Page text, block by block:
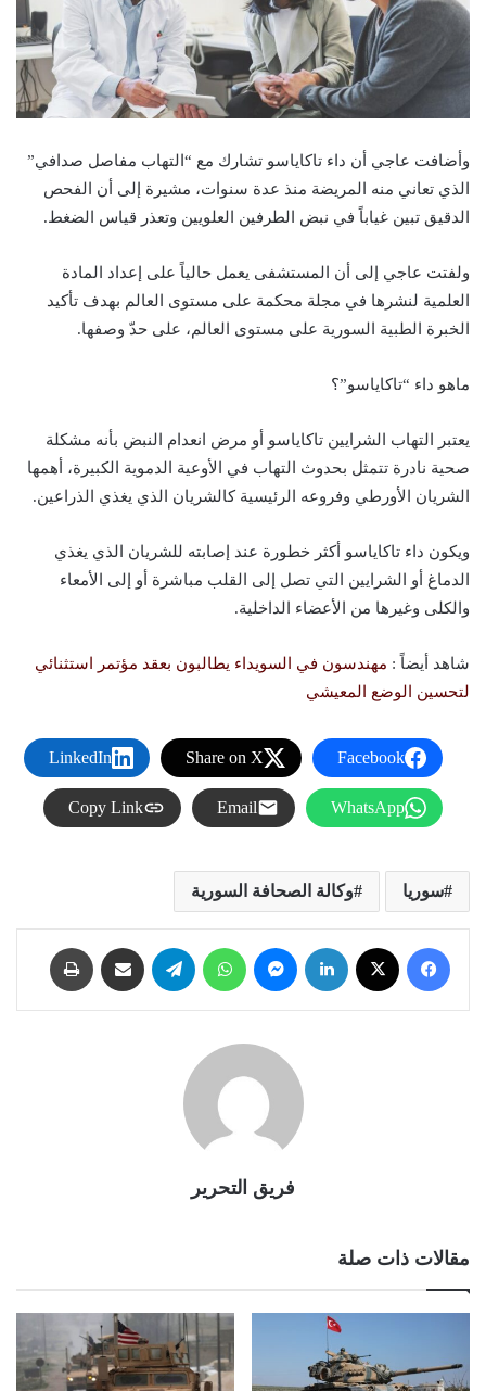
وأضافت عاجي أن داء تاكاياسو تشارك مع “التهاب مفاصل صدافي”
الذي تعاني منه المريضة منذ عدة سنوات، مشيرة إلى أن الفحص
الدقيق تبين غياباً في نبض الطرفين العلويين وتعذر قياس الضغط.
ولفتت عاجي إلى أن المستشفى يعمل حالياً على إعداد المادة
العلمية لنشرها في مجلة محكمة على مستوى العالم بهدف تأكيد
الخبرة الطبية السورية على مستوى العالم، على حدّ وصفها.
ماهو داء “تاكاياسو”؟
يعتبر التهاب الشرايين تاكاياسو أو مرض انعدام النبض بأنه مشكلة
صحية نادرة تتمثل بحدوث التهاب في الأوعية الدموية الكبيرة، أهمها
الشريان الأورطي وفروعه الرئيسية كالشريان الذي يغذي الذراعين.
ويكون داء تاكاياسو أكثر خطورة عند إصابته للشريان الذي يغذي
الدماغ أو الشرايين التي تصل إلى القلب مباشرة أو إلى الأمعاء
والكلى وغيرها من الأعضاء الداخلية.
شاهد أيضاً : مهندسون في السويداء يطالبون بعقد مؤتمر استثنائي
لتحسين الوضع المعيشي
Facebook
Share on X
LinkedIn
WhatsApp
Email
Copy Link
سوريا وكالة الصحافة السورية
فيسبوك لينكدإن ماسنجر واتساب تيلقرام مشاركة عبر البريد
فريق التحرير
مقالات ذات صلة